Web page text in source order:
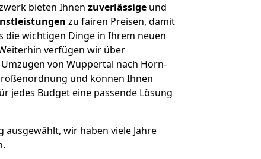
bieten Ihnen zuverlässige und
zu fairen Preisen, damit
die wichtigen Dinge in Ihrem neuen
verfügen wir über
von Wuppertal nach Horn-
und können Ihnen
jedes Budget eine passende Lösung
ausgewählt, wir haben viele Jahre